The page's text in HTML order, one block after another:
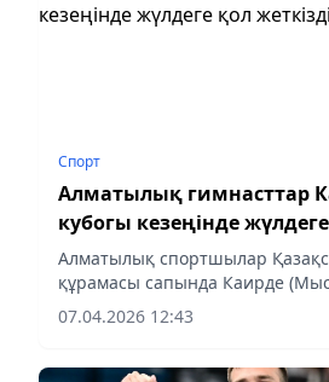
Спорт
Алматылық гимнасттар
кубогы кезеңінде
Алматылық спортшылар
құрамасы сапында Каирде
спорттық гимнастикадан Әлем
төртінші кезеңінде сәтті өнер
07.04.2026 12:43